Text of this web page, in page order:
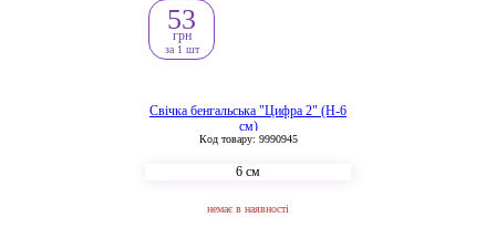
Свічка бенгальська "Цифра 2" (H-6
см)
Код товару: 9990945
6 см
53
грн
за 1 шт
немає в наявності